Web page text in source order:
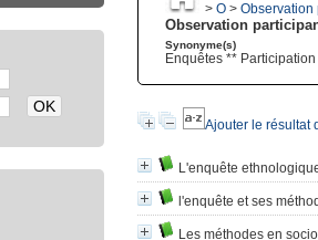
> O > Observation
Observation
Synonyme(s)
Enquêtes **
Ajouter le résultat
L'enquête
l'enquête et ses
Les méthodes en